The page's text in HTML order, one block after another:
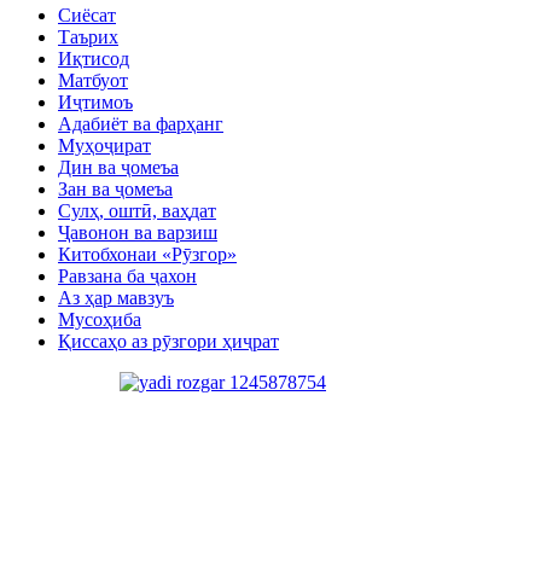
Сиёсат
Таърих
Иқтисод
Матбуот
Иҷтимоъ
Адабиёт ва фарҳанг
Муҳоҷират
Дин ва ҷомеъа
Зан ва ҷомеъа
Сулҳ, оштӣ, ваҳдат
Ҷавонон ва варзиш
Китобхонаи «Рӯзгор»
Равзана ба ҷахон
Аз ҳар мавзуъ
Мусоҳиба
Қиссаҳо аз рӯзгори ҳиҷрат